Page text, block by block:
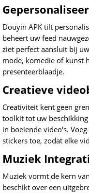
Douyin APK tilt
beheert uw feed
ziet perfect aansluit bij
mode, komedie of kunst
presenteerblaadje.
Creatieve
Creativiteit kent geen
toolkit tot uw
in boeiende video's.
stickers toe, zodat elke
Muziek
Muziek vormt de kern
beschikt over een